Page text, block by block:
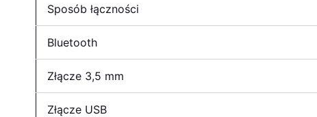
Sposób łączności
Bluetooth
Złącze 3,5 mm
Złącze USB